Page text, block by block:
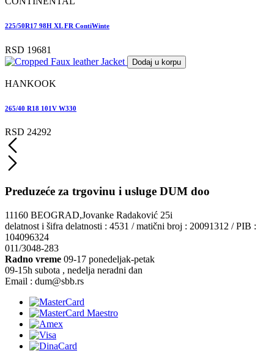
225/50R17 98H XL FR ContiWinte
RSD 19681
Dodaj u korpu
HANKOOK
265/40 R18 101V W330
RSD 24292
Preduzeće za trgovinu i usluge DUM doo
11160 BEOGRAD,Jovanke Radaković 25i
delatnost i šifra delatnosti : 4531 / matični broj : 20091312 / PIB :
104096324
011/3048-283
Radno vreme 09-17 ponedeljak-petak
09-15h subota , nedelja neradni dan
Email : dum@sbb.rs